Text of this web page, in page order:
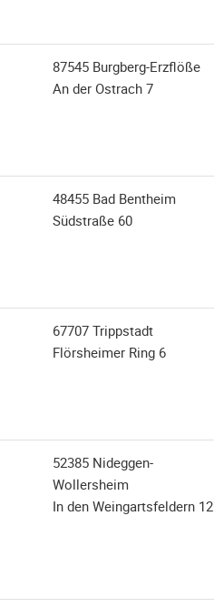
87545 Burgberg-Erzflöße
An der Ostrach 7
48455 Bad Bentheim
Südstraße 60
67707 Trippstadt
Flörsheimer Ring 6
52385 Nideggen-
Wollersheim
In den Weingartsfeldern 12